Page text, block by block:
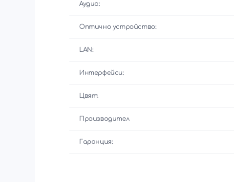
Аудио:
Оптично устройство:
LAN:
Интерфейси:
Цвят:
Производител
Гаранция: